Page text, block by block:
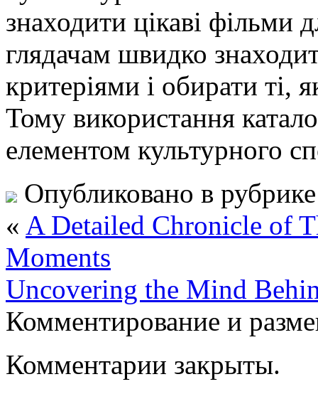
знаходити цікаві фільми
глядачам швидко
критеріями і обирати ті,
Тому використання
елементом культурного
Опубликовано в
« A Detailed Chronicle of
Moments
Uncovering the Mind
Комментирование и
Комментарии закрыты.